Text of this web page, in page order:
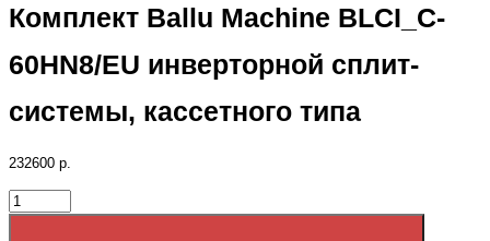
Комплект Ballu Machine BLCI_C-
60HN8/EU инверторной сплит-
системы, кассетного типа
232600 р.